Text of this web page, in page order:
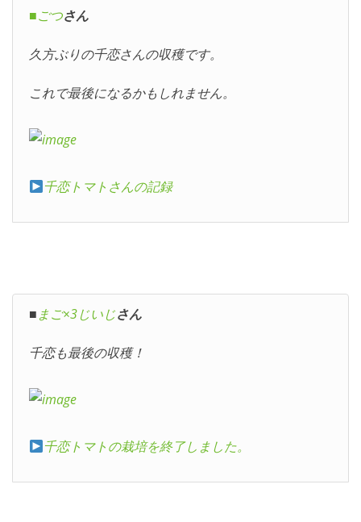
■ごつさん
久方ぶりの千恋さんの収穫です。
これで最後になるかもしれません。
千恋トマトさんの記録
■まご×3じいじさん
千恋も最後の収穫！
千恋トマトの栽培を終了しました。